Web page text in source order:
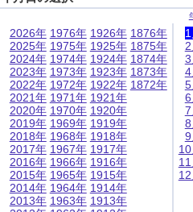
2026年
2025年
2024年
2023年
2022年
2021年
2020年
2019年
2018年
2017年
2016年
2015年
2014年
2013年
1976年
1975年
1974年
1973年
1972年
1971年
1970年
1969年
1968年
1967年
1966年
1965年
1964年
1963年
1926年
1925年
1924年
1923年
1922年
1921年
1920年
1919年
1918年
1917年
1916年
1915年
1914年
1913年
1876年
1875年
1874年
1873年
1872年